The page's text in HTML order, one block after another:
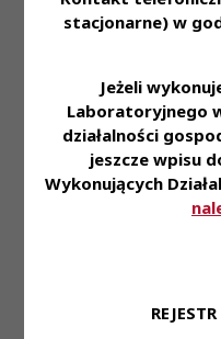
stacjonarne) w
Jeżeli
Laboratoryjnego
działalności
jeszcze wpisu
Wykonujących
KRAJOWEJ RADY
dnia 17 grudnia 2024
roku
w sprawie poparcia
inicjatywy wprowadzenia
przedmiotu „Edukacja
zdrowotna”
dnia 17 grudnia 2024